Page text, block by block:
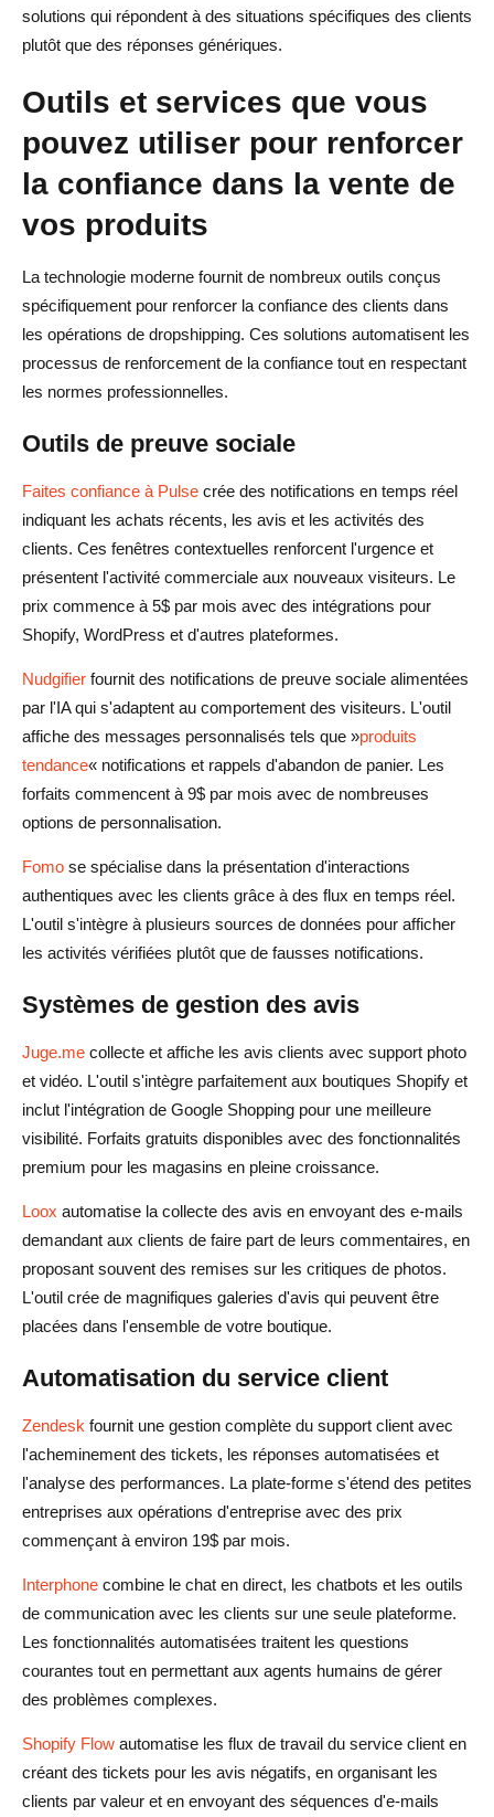
solutions qui répondent à des situations spécifiques des clients
plutôt que des réponses génériques.
Outils et services que vous
pouvez utiliser pour renforcer
la confiance dans la vente de
vos produits
La technologie moderne fournit de nombreux outils conçus
spécifiquement pour renforcer la confiance des clients dans
les opérations de dropshipping. Ces solutions automatisent les
processus de renforcement de la confiance tout en respectant
les normes professionnelles.
Outils de preuve sociale
Faites confiance à Pulse crée des notifications en temps réel
indiquant les achats récents, les avis et les activités des
clients. Ces fenêtres contextuelles renforcent l'urgence et
présentent l'activité commerciale aux nouveaux visiteurs. Le
prix commence à 5$ par mois avec des intégrations pour
Shopify, WordPress et d'autres plateformes.
Nudgifier fournit des notifications de preuve sociale alimentées
par l'IA qui s'adaptent au comportement des visiteurs. L'outil
affiche des messages personnalisés tels que »produits
tendance« notifications et rappels d'abandon de panier. Les
forfaits commencent à 9$ par mois avec de nombreuses
options de personnalisation.
Fomo se spécialise dans la présentation d'interactions
authentiques avec les clients grâce à des flux en temps réel.
L'outil s'intègre à plusieurs sources de données pour afficher
les activités vérifiées plutôt que de fausses notifications.
Systèmes de gestion des avis
Juge.me collecte et affiche les avis clients avec support photo
et vidéo. L'outil s'intègre parfaitement aux boutiques Shopify et
inclut l'intégration de Google Shopping pour une meilleure
visibilité. Forfaits gratuits disponibles avec des fonctionnalités
premium pour les magasins en pleine croissance.
Loox automatise la collecte des avis en envoyant des e-mails
demandant aux clients de faire part de leurs commentaires, en
proposant souvent des remises sur les critiques de photos.
L'outil crée de magnifiques galeries d'avis qui peuvent être
placées dans l'ensemble de votre boutique.
Automatisation du service client
Zendesk fournit une gestion complète du support client avec
l'acheminement des tickets, les réponses automatisées et
l'analyse des performances. La plate-forme s'étend des petites
entreprises aux opérations d'entreprise avec des prix
commençant à environ 19$ par mois.
Interphone combine le chat en direct, les chatbots et les outils
de communication avec les clients sur une seule plateforme.
Les fonctionnalités automatisées traitent les questions
courantes tout en permettant aux agents humains de gérer
des problèmes complexes.
Shopify Flow automatise les flux de travail du service client en
créant des tickets pour les avis négatifs, en organisant les
clients par valeur et en envoyant des séquences d'e-mails